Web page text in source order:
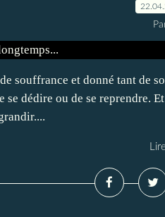
souffrance et donné tant de
se dédire ou de se reprendre.